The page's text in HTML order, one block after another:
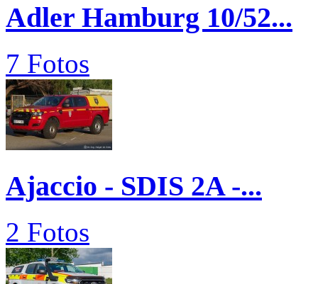
Adler Hamburg 10/52...
7 Fotos
Ajaccio - SDIS 2A -...
2 Fotos